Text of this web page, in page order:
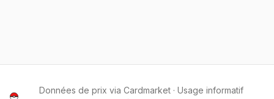
Données de prix via Cardmarket · Usage informatif